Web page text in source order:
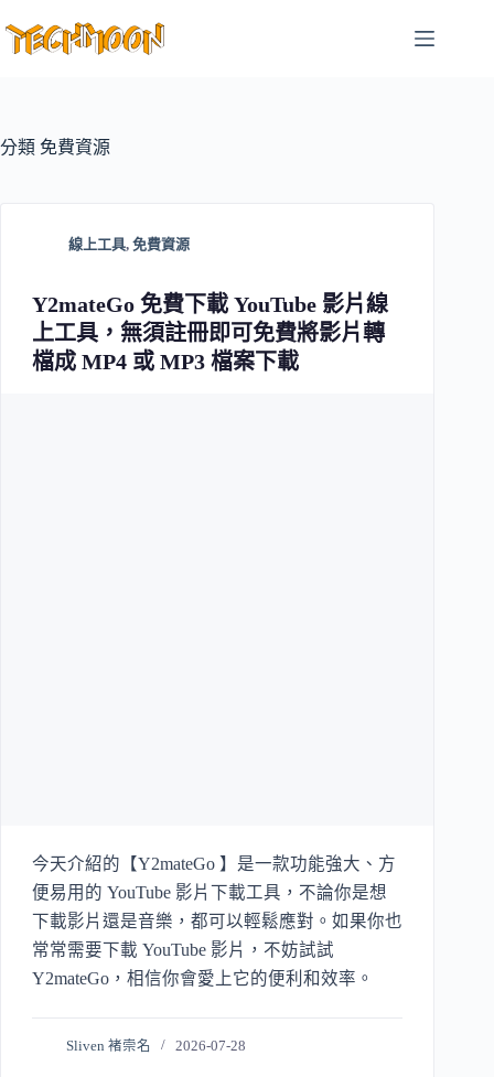
至
容
分類 免費資源
線上工具, 免費資源
Y2mateGo 免費下載 YouTube 影片線
上工具，無須註冊即可免費將影片轉
檔成 MP4 或 MP3 檔案下載
今天介紹的【Y2mateGo 】是一款功能強大、方
便易用的 YouTube 影片下載工具，不論你是想
下載影片還是音樂，都可以輕鬆應對。如果你也
常常需要下載 YouTube 影片，不妨試試
Y2mateGo，相信你會愛上它的便利和效率。
Sliven 褚崇名 2026-07-28